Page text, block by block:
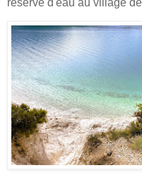
réserve d'eau au village